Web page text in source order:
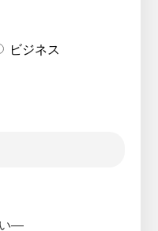
ビジネス